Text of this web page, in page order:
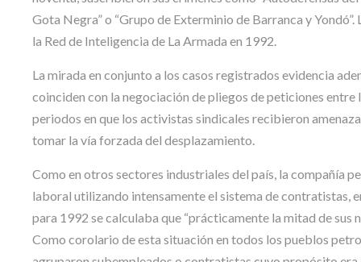
Gota Negra” o “Grupo de Exterminio de Barranca y
la Red de Inteligencia de La Armada en 1992.
La mirada en conjunto a los casos registrados evidencia
coinciden con la negociación de pliegos de peticiones
periodos en que los activistas sindicales recibieron
tomar la vía forzada del desplazamiento.
Como en otros sectores industriales del país, la
laboral utilizando intensamente el sistema de contratistas,
para 1992 se calculaba que “prácticamente la mitad de sus
Como corolario de esta situación en todos los pueblos